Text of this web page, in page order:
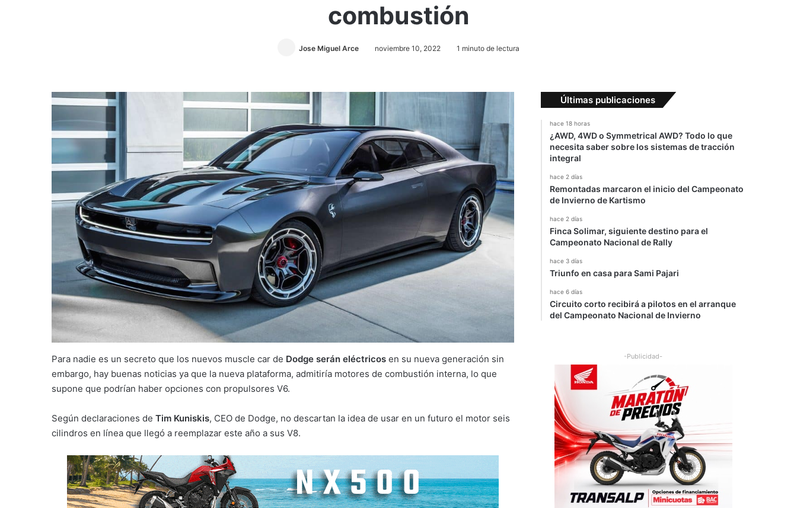
combustión
Jose Miguel Arce noviembre 10, 2022 1 minuto de lectura
Para nadie es un secreto que los nuevos muscle car de Dodge serán eléctricos en su nueva generación sin
embargo, hay buenas noticias ya que la nueva plataforma, admitiría motores de combustión interna, lo que
supone que podrían haber opciones con propulsores V6.
Según declaraciones de Tim Kuniskis, CEO de Dodge, no descartan la idea de usar en un futuro el motor seis
cilindros en línea que llegó a reemplazar este año a sus V8.
Últimas publicaciones
hace 18 horas
¿AWD, 4WD o Symmetrical AWD? Todo lo que
necesita saber sobre los sistemas de tracción
integral
hace 2 días
Remontadas marcaron el inicio del Campeonato
de Invierno de Kartismo
hace 2 días
Finca Solimar, siguiente destino para el
Campeonato Nacional de Rally
hace 3 días
Triunfo en casa para Sami Pajari
hace 6 días
Circuito corto recibirá a pilotos en el arranque
del Campeonato Nacional de Invierno
-Publicidad-